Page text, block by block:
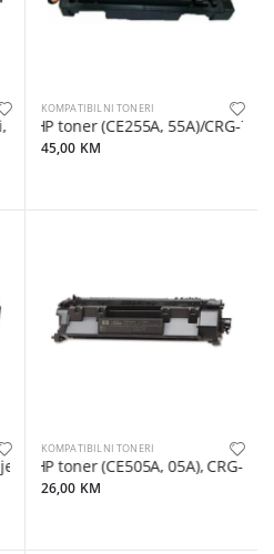
zamjenski
KOMPATIBILNI TONERI
HP toner (CE255A, 55A)/CRG-
45,00 KM
KOMPATIBILNI TONERI
HP toner (CE505A, 05A), CRG-
26,00 KM